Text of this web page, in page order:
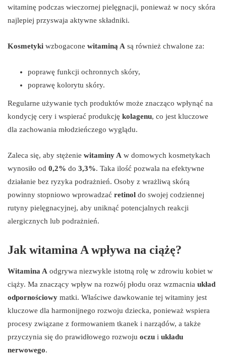
witaminę podczas wieczornej pielęgnacji, ponieważ w nocy skóra
najlepiej przyswaja aktywne składniki.
Kosmetyki wzbogacone witaminą A są również chwalone za:
poprawę funkcji ochronnych skóry,
poprawę kolorytu skóry.
Regularne używanie tych produktów może znacząco wpłynąć na
kondycję cery i wspierać produkcję kolagenu, co jest kluczowe
dla zachowania młodzieńczego wyglądu.
Zaleca się, aby stężenie witaminy A w domowych kosmetykach
wynosiło od 0,2% do 3,3%. Taka ilość pozwala na efektywne
działanie bez ryzyka podrażnień. Osoby z wrażliwą skórą
powinny stopniowo wprowadzać retinol do swojej codziennej
rutyny pielęgnacyjnej, aby uniknąć potencjalnych reakcji
alergicznych lub podrażnień.
Jak witamina A wpływa na ciążę?
Witamina A odgrywa niezwykle istotną rolę w zdrowiu kobiet w
ciąży. Ma znaczący wpływ na rozwój płodu oraz wzmacnia układ
odpornościowy matki. Właściwe dawkowanie tej witaminy jest
kluczowe dla harmonijnego rozwoju dziecka, ponieważ wspiera
procesy związane z formowaniem tkanek i narządów, a także
przyczynia się do prawidłowego rozwoju oczu i układu
nerwowego.